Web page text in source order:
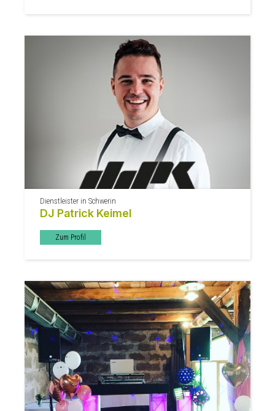
Dienstleister in Schwerin
DJ Patrick Keimel
Zum Profil